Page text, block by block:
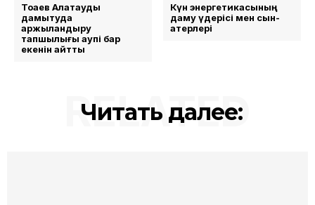
Тоқаев Алатауды
дамытуда
қаржыландыру
тапшылығы қаупі бар
екенін айтты
Күн энергетикасының
даму үдерісі мен сын-
қатерлері
Читать далее:
RELATED